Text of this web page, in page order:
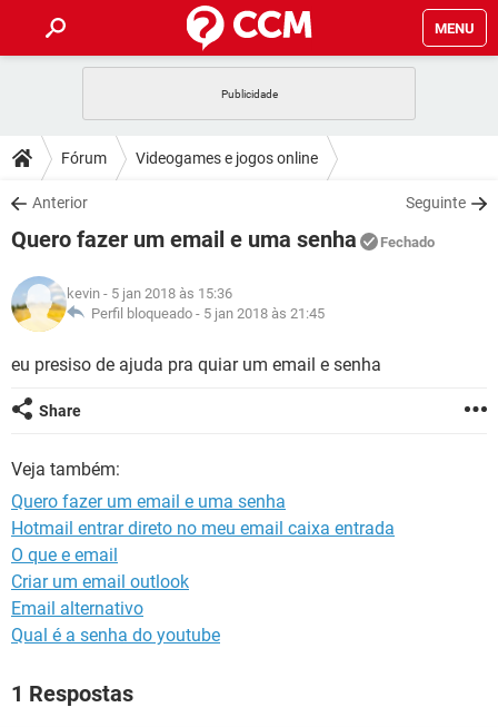
MENU
CELULAR FACEBOOK
OUTLOOK
INSTAGRAM GMAIL
GUIA DE COMPRAS
DICAS
JOGOS WHATSAPP
INSTAGRAM
GUIA DE COMPRAS
DOWNLOADS
JOGOS WHATSAPP
CELULAR
OUTLOOK EXCEL
INSTAGRAM
FÓRUM
JOGOS
CELULAR
OUTLOOK EXCEL
INSTAGRAM
GLOSSÁRIO
WHATSAPP
INSTAGRAM
GUIA DE COMPRAS
Fórum Videogames e jogos online
Anterior Seguinte
Quero fazer um email e uma senha Fechado
kevin - 5 jan 2018 às 15:36
Perfil bloqueado - 5 jan 2018 às 21:45
eu presiso de ajuda pra quiar um email e senha
Share
Veja também:
Quero fazer um email e uma senha
Hotmail entrar direto no meu email caixa entrada
O que e email
Criar um email outlook
Email alternativo
Qual é a senha do youtube
1 Respostas